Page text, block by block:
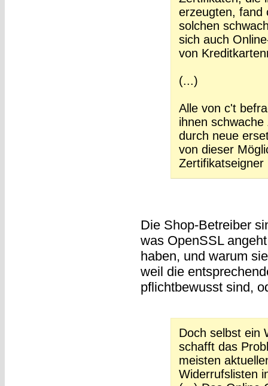
erzeugten, fand
solchen
sich auch
von
(...)
Alle von c't
ihnen
durch neue
von dieser
Zertifikatseigner
Die Shop-Betreiber
was OpenSSL
haben, und warum
weil die
pflichtbewusst sind,
Doch selbst ein
schafft das
meisten
Widerrufslisten